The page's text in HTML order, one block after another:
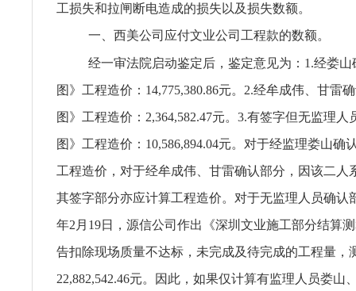
工损失和拉闸断电造成的损失以及损失数额。
一、西美公司应付文业公司工程款的数额。
经一审法院启动鉴定后，鉴定意见为：1.经娄
图》工程造价：14,775,380.86元。2.经牟成伟、甘雷
图》工程造价：2,364,582.47元。3.有签字但无监理人
图》工程造价：10,586,894.04元。对于经监理娄山确
工程造价，对于经牟成伟、甘雷确认部分，因该二人
其签字部分亦应计算工程造价。对于无监理人员确认
年2月19日，源信公司作出《深圳文业施工部分结算
告扣除现场质量不达标，未完成及待完成的工程量，
22,882,542.46元。因此，如果仅计算有监理人员娄山